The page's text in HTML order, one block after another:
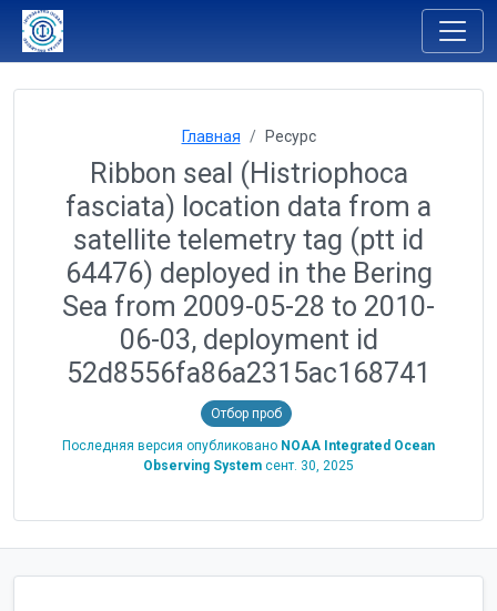
Главная Ресурс
Ribbon seal (Histriophoca
fasciata) location data from a
satellite telemetry tag (ptt id
64476) deployed in the Bering
Sea from 2009-05-28 to 2010-
06-03, deployment id
52d8556fa86a2315ac168741
Отбор проб
Последняя версия опубликовано NOAA Integrated Ocean
Observing System сент. 30, 2025